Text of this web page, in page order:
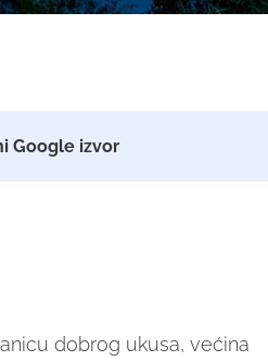
Google izvor
dobrog ukusa, većina